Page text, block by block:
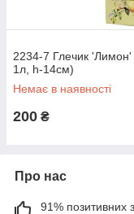
2234-7 Глечик
1л, h-14см)
Немає в наявності
200 ₴
Про нас
91% позитивних з